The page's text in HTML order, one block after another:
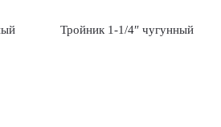
Тройник 1-1/4″ чугунный